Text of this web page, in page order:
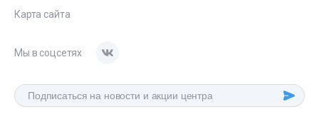
Карта сайта
Мы в соцсетях